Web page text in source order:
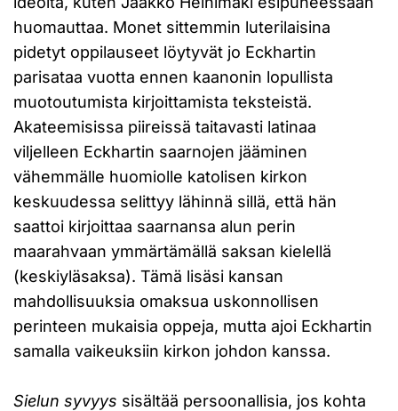
huomauttaa. Monet sittemmin luterilaisina
pidetyt oppilauseet löytyvät jo Eckhartin
parisataa vuotta ennen kaanonin lopullista
muotoutumista kirjoittamista teksteistä.
Akateemisissa piireissä taitavasti latinaa
viljelleen Eckhartin saarnojen jääminen
vähemmälle huomiolle katolisen kirkon
keskuudessa selittyy lähinnä sillä, että hän
saattoi kirjoittaa saarnansa alun perin
maarahvaan ymmärtämällä saksan kielellä
(keskiyläsaksa). Tämä lisäsi kansan
mahdollisuuksia omaksua uskonnollisen
perinteen mukaisia oppeja, mutta ajoi Eckhartin
samalla vaikeuksiin kirkon johdon kanssa.
Sielun syvyys sisältää persoonallisia, jos kohta